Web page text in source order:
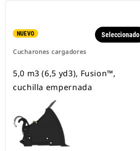
NUEVO
Cucharones cargadores
Seleccionado
5,0 m3 (6,5 yd3), Fusion™,
cuchilla empernada